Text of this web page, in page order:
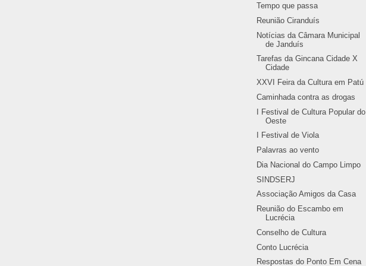
Tempo que passa
Reunião Ciranduís
Notícias da Câmara Municipal
de Janduís
Tarefas da Gincana Cidade X
Cidade
XXVI Feira da Cultura em Patú
Caminhada contra as drogas
I Festival de Cultura Popular do
Oeste
I Festival de Viola
Palavras ao vento
Dia Nacional do Campo Limpo
SINDSERJ
Associação Amigos da Casa
Reunião do Escambo em
Lucrécia
Conselho de Cultura
Conto Lucrécia
Respostas do Ponto Em Cena